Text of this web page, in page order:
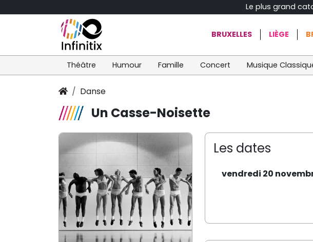
Le plus grand
BRUXELLES LIÈGE
Théâtre Humour Famille Concert Musique
Danse
Un Casse-Noisette
Les dates
vendredi 20